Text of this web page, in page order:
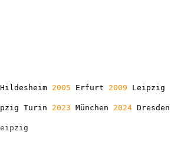
Hildesheim 2005 Erfurt 2009 Leipzig
Turin 2023 München 2024 Dresden
ei pzi g